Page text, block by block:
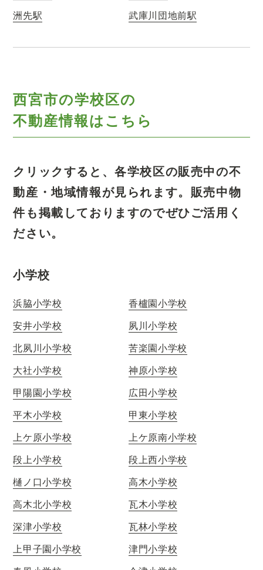
洲先駅
武庫川団地前駅
西宮市の学校区の
不動産情報はこちら
クリックすると、各学校区の販売中の不
動産・地域情報が見られます。 販売中物
件も掲載しておりますのでぜひご活用く
ださい。
小学校
浜脇小学校
香櫨園小学校
安井小学校
夙川小学校
北夙川小学校
苦楽園小学校
大社小学校
神原小学校
甲陽園小学校
広田小学校
平木小学校
甲東小学校
上ケ原小学校
上ケ原南小学校
段上小学校
段上西小学校
樋ノ口小学校
高木小学校
高木北小学校
瓦木小学校
深津小学校
瓦林小学校
上甲子園小学校
津門小学校